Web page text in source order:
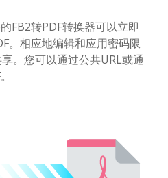
FB2转PDF转换器可以立即
。相应地编辑和应用密码限
。您可以通过公共URL或通